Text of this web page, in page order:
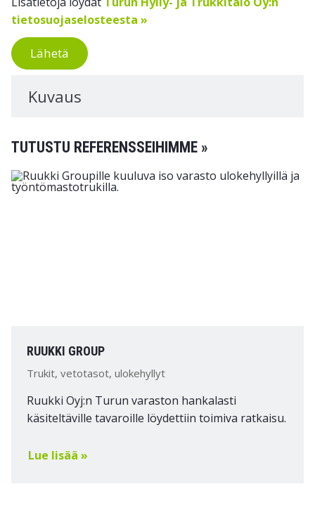
tietosuojaselosteesta »
Lähetä
Kuvaus
TUTUSTU REFERENSSEIHIMME »
RUUKKI GROUP
Trukit, vetotasot, ulokehyllyt
Ruukki Oyj:n Turun varaston hankalasti
käsiteltäville tavaroille löydettiin toimiva ratkaisu.
Lue lisää »